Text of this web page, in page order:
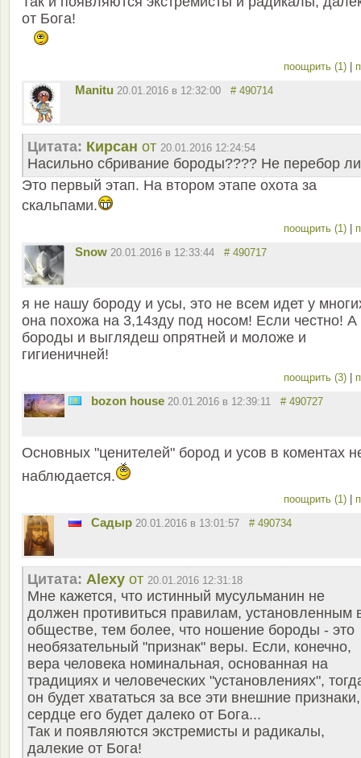
от Бога!
поощрить (1)
Manitu 20.01.2016 в 12:32:00 # 490714
Цитата: Кирсан от 20.01.2016 12:24:54
Насильно сбривание бороды???? Не перебор
Это первый этап. На втором этапе охота за
скальпами.
поощрить (1)
Snow 20.01.2016 в 12:33:44 # 490717
я не нашу бороду и усы, это не всем идет у
она похожа на 3,14зду под носом! Если честно! А
бороды и выглядеш опрятней и моложе и
гигиеничней!
поощрить (3)
bozon house 20.01.2016 в 12:39:11 # 490727
Основных "ценителей" бород и усов в коментах
наблюдается.
поощрить (1)
Садыр 20.01.2016 в 13:01:57 # 490734
Цитата: Alexy от 20.01.2016 12:31:18
Мне кажется, что истинный мусульманин не
должен противиться правилам, установленным
обществе, тем более, что ношение бороды - это
необязательный "признак" веры. Если, конечно,
вера человека номинальная, основанная на
традициях и человеческих "установлениях",
он будет хвататься за все эти внешние
сердце его будет далеко от Бога...
Так и появляются экстремисты и радикалы,
далекие от Бога!